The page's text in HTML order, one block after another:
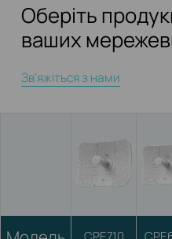
Оберіть
ваших
Зв'яжіться з нами